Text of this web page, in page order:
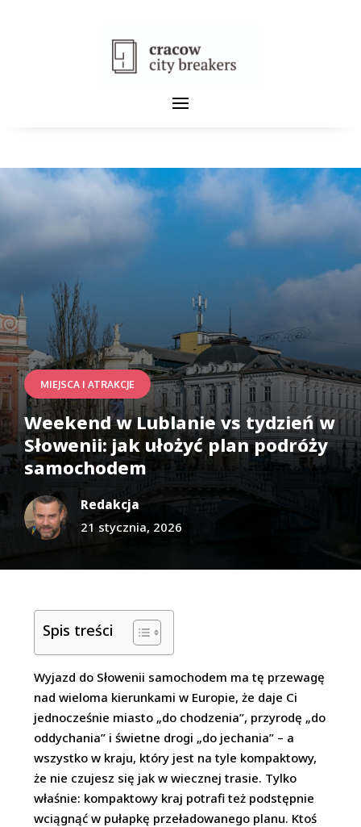
MIEJSCA I ATRAKCJE
Weekend w Lublanie vs tydzień w
Słowenii: jak ułożyć plan podróży
samochodem
Redakcja
21 stycznia, 2026
Spis treści
Wyjazd do Słowenii samochodem ma tę przewagę
nad wieloma kierunkami w Europie, że daje Ci
jednocześnie miasto „do chodzenia”, przyrodę „do
oddychania” i świetne drogi „do jechania” – a
wszystko w kraju, który jest na tyle kompaktowy,
że nie czujesz się jak w wiecznej trasie. Tylko
właśnie: kompaktowy kraj potrafi też podstępnie
wciągnąć w pułapkę przeładowanego planu. Ktoś